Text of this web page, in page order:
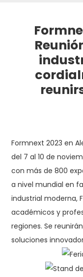
Formnext 2023 en
del 7 al 10 de
con más de 800
a nivel mundial en
industrial moderna,
académicos y
regiones. Se
soluciones